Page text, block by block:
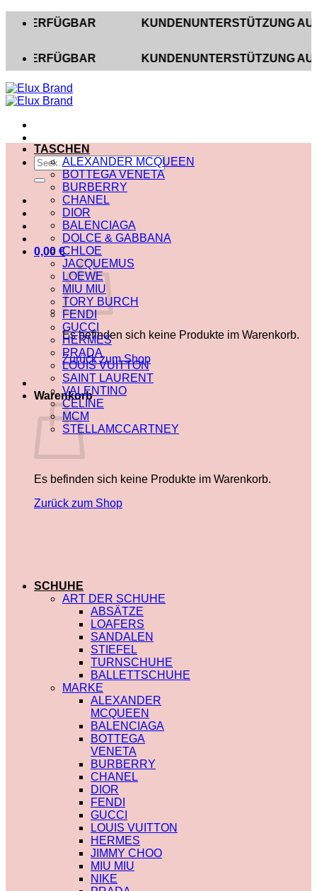
Inhalt
KUNDENUNTERSTÜTZUNG AUF
KUNDENUNTERSTÜTZUNG AUF
Suche
nach:
0,00 €
Es befinden sich keine Produkte im Warenkorb.
Zurück zum Shop
Warenkorb
Es befinden sich keine Produkte im Warenkorb.
Zurück zum Shop
TASCHEN
ALEXANDER MCQUEEN
BOTTEGA VENETA
BURBERRY
CHANEL
DIOR
BALENCIAGA
DOLCE & GABBANA
CHLOE
JACQUEMUS
LOEWE
MIU MIU
TORY BURCH
FENDI
GUCCI
HERMES
PRADA
LOUIS VUITTON
SAINT LAURENT
VALENTINO
CELINE
MCM
STELLAMCCARTNEY
SCHUHE
ART DER SCHUHE
ABSÄTZE
LOAFERS
SANDALEN
STIEFEL
TURNSCHUHE
BALLETTSCHUHE
MARKE
ALEXANDER
MCQUEEN
BALENCIAGA
BOTTEGA
VENETA
BURBERRY
CHANEL
DIOR
FENDI
GUCCI
LOUIS VUITTON
HERMES
JIMMY CHOO
MIU MIU
NIKE